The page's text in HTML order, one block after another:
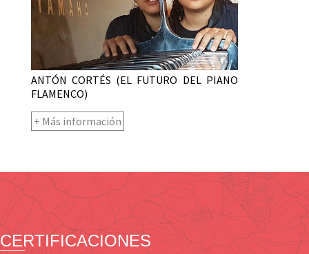
ANTÓN CORTÉS (EL FUTURO DEL PIANO
FLAMENCO)
+ Más información
CERTIFICACIONES